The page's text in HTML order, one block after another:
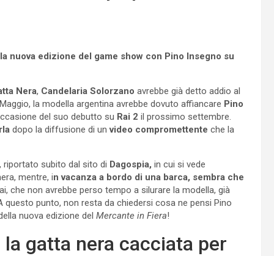
nuova edizione del game show con Pino Insegno su
Nera, Candelaria Solorzano avrebbe già detto addio al
la modella argentina avrebbe dovuto affiancare Pino
del suo debutto su Rai 2 il prossimo settembre.
dopo la diffusione di unvideo compromettente che la
subito dal sito di Dagospia, in cui si vede
mentre, in vacanza a bordo di una barca, sembra che
che non avrebbe perso tempo a silurare la modella, già
questo punto, non resta da chiedersi cosa ne pensi Pino
nuova edizione del Mercante in Fiera!
gatta nera cacciata per